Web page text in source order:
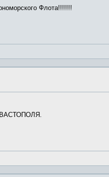
Флота!!!!!!!